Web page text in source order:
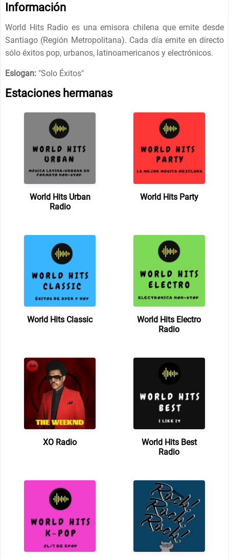
Información
World Hits Radio es una emisora chilena que emite desde
Santiago (Región Metropolitana). Cada día emite en directo
sólo éxitos pop, urbanos, latinoamericanos y electrónicos.
Eslogan: "Solo Éxitos"
Estaciones hermanas
World Hits Urban
Radio
World Hits Party
World Hits Classic
World Hits Electro
Radio
XO Radio
World Hits Best
Radio